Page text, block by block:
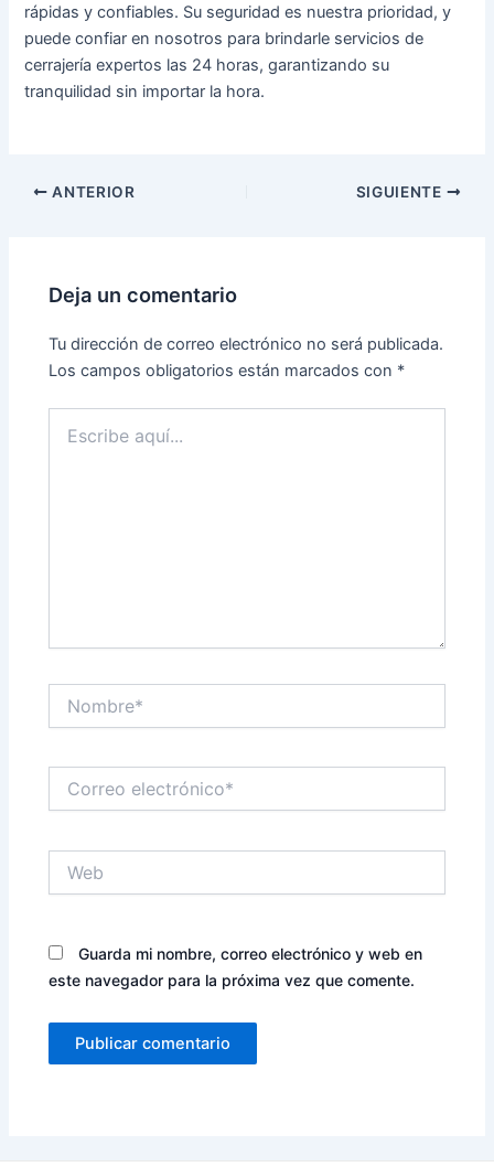
rápidas y confiables. Su seguridad es nuestra prioridad, y
puede confiar en nosotros para brindarle servicios de
cerrajería expertos las 24 horas, garantizando su
tranquilidad sin importar la hora.
ANTERIOR SIGUIENTE
Deja un comentario
Tu dirección de correo electrónico no será publicada.
Los campos obligatorios están marcados con *
aquí...
electrónico*
Guarda mi nombre, correo electrónico y web en
este navegador para la próxima vez que comente.